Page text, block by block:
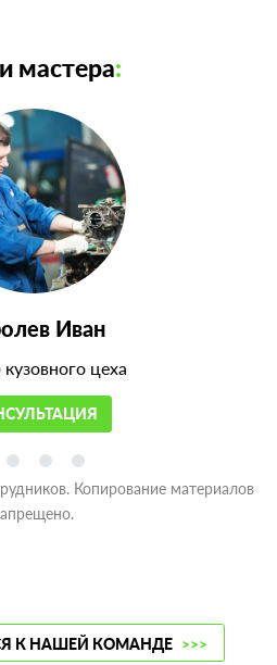
мастера:
Иван
цеха
Копирование материалов
К НАШЕЙ КОМАНДЕ >>>